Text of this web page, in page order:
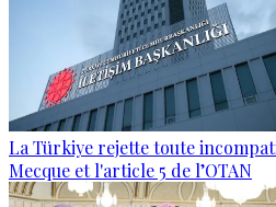
La Türkiye rejette toute
Mecque et l'article 5 de l’OTAN